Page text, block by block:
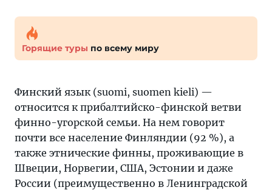
Горящие туры по всему миру
Финский язык (suomi, suomen kieli) —
относится к прибалтийско-финской ветви
финно-угорской семьи. На нем говорит
почти все население Финляндии (92 %), а
также этнические финны, проживающие в
Швеции, Норвегии, США, Эстонии и даже
России (преимущественно в Ленинградской